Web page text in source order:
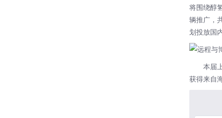
将围绕醇
辆推广，
划投放国
本届
获得来自